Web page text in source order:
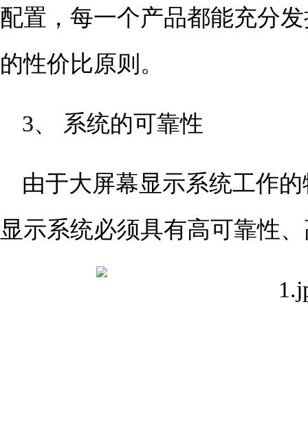
配置，每一个产品都能充分
的性价比原则。
3、 系统的可靠性
由于大屏幕显示系统工作
显示系统必须具有高可靠性